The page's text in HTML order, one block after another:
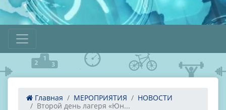
Главная МЕРОПРИЯТИЯ
НОВОСТИ
Второй день лагеря «Юн...